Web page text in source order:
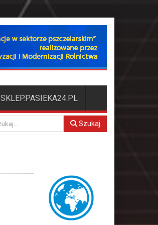
SKLEP.PASIEKA24.PL
Szukaj